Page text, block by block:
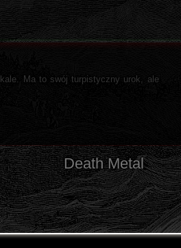
Ma to swój turpistyczny urok, ale
Death Metal